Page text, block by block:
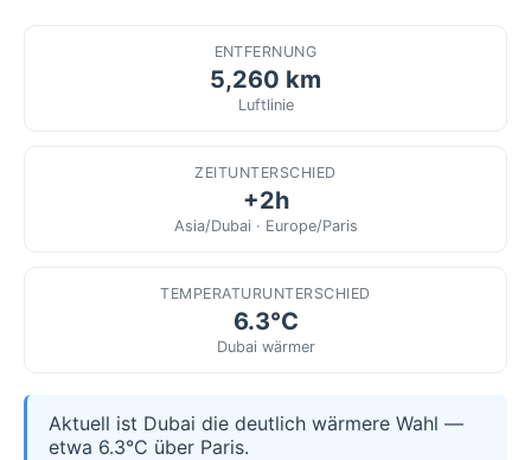
ENTFERNUNG
5,260 km
Luftlinie
ZEITUNTERSCHIED
+2h
Asia/Dubai · Europe/Paris
TEMPERATURUNTERSCHIED
6.3°C
Dubai wärmer
Aktuell ist Dubai die deutlich wärmere Wahl —
etwa 6.3°C über Paris.